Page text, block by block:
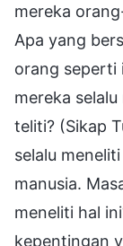
mereka
Apa yang
orang seperti
mereka
teliti? (Sikap
selalu
manusia.
meneliti hal
kepentingan